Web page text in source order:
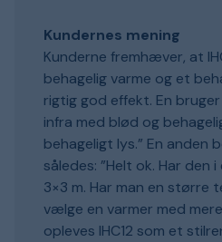
Kundernes mening
Kunderne fremhæver, at
behagelig varme og et
rigtig god effekt. En
infra med blød og
behageligt lys.” En anden
således: ”Helt ok. Har den
3×3 m. Har man en større
vælge en varmer med
opleves IHC12 som et